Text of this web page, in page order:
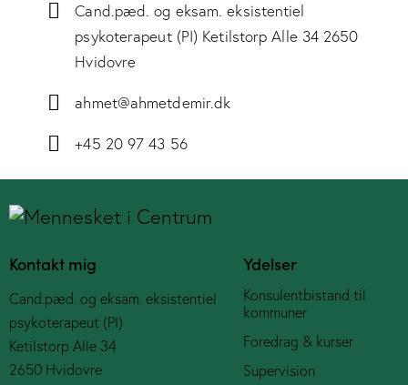
Cand.pæd. og eksam. eksistentiel
psykoterapeut (PI) Ketilstorp Alle 34 2650
Hvidovre
ahmet@ahmetdemir.dk
+45 20 97 43 56
Kontakt mig
Cand.pæd. og eksam. eksistentiel
psykoterapeut (PI)
Ketilstorp Alle 34
2650 Hvidovre
Ydelser
Konsulentbistand til
kommuner
Foredrag & kurser
Supervision